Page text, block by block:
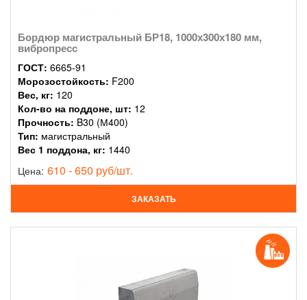
Бордюр магистральный БР18, 1000х300х180 мм,
вибропресс
ГОСТ: 6665-91
Морозостойкость: F200
Вес, кг: 120
Кол-во на поддоне, шт: 12
Прочность: B30 (М400)
Тип: магистральный
Вес 1 поддона, кг: 1440
Цена: 610 - 650 руб/шт.
ЗАКАЗАТЬ